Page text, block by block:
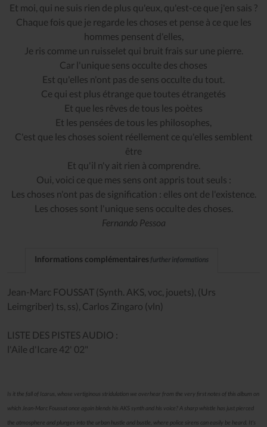
Et moi, qui ne suis rien de plus qu'eux, qu'est-ce que j'en sais ?
Chaque fois que je regarde les choses et pense à ce que les
hommes pensent d'elles,
Je ris comme un ruisselet qui bruit frais sur une pierre.
Car l'unique sens occulte des choses
Est qu'elles n'ont pas de sens occulte du tout.
Ce qui est plus étrange que toutes étrangetés
Et que les rêves de tous les poètes
Et les pensées de tous les philosophes,
C'est que les choses soient réellement ce qu'elles semblent
être
Et qu'il n'y ait rien à comprendre.
Oui, voici ce que mes sens ont appris tout seuls :
Les choses n'ont pas de signification : elles ont de l'existence.
Les choses sont l'unique sens occulte des choses.
Fernando Pessoa
Informations complémentaires further informations
Jean-Marc FOUSSAT (Synth. AKS, voc, jouets), (Urs
Leimgriber) ts, ss), Carlos Zingaro (vln)
LISTE DES PISTES AUDIO :
l'Aile d'Icare 42' 02"
Is it the fall of Icarus, whose vertiginous stridulation we overhear from the very first notes of this album on
which Jean-Marc Foussat once again blends his AKS synth and his voice? A sharp whistle has just pierced
the atmosphere and plunges into the urban hustle and bustle, where police sirens can easily be heard. It's